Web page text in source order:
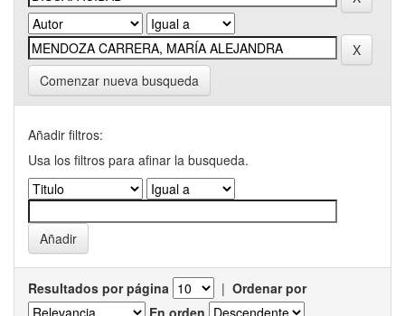
Comenzar nueva busqueda
Añadir filtros:
Usa los filtros para afinar la busqueda.
Resultados por página | Ordenar por
En orden